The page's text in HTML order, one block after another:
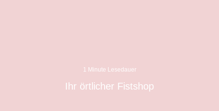
1 Minute Lesedauer
Ihr örtlicher Fistshop